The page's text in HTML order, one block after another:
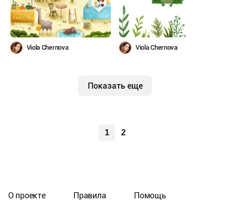
Viola Chernova Viola Chernova
Показать еще
1 2
О проекте Правила Помощь